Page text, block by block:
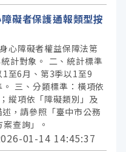
礙者保護通報類型按
心障礙者權益保障法第
計對象。 二、統計標準
至6月、第3季以1至9
三、分類標準：橫項依
縱項依「障礙類別」及
，請參照「臺中市公務
查詢」。
01-14 14:45:37